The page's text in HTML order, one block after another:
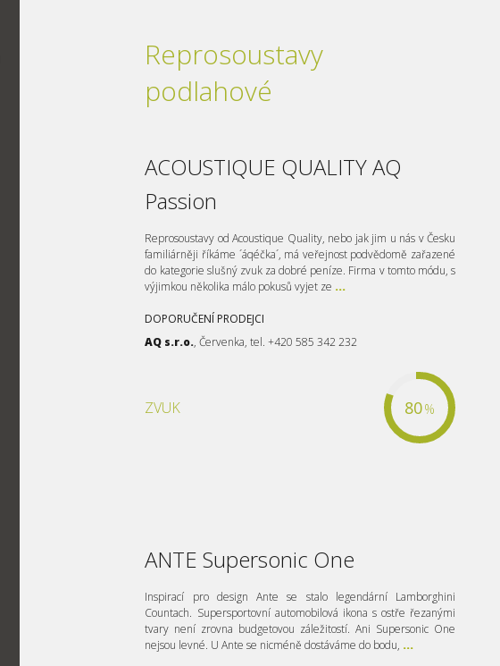
Reprosoustavy
podlahové
ACOUSTIQUE QUALITY AQ
Passion
Reprosoustavy od Acoustique Quality, nebo jak jim u nás v Česku
familiárněji říkáme ´áqéčka´, má veřejnost podvědomě zařazené
do kategorie slušný zvuk za dobré peníze. Firma v tomto módu, s
výjimkou několika málo pokusů vyjet ze ...
DOPORUČENÍ PRODEJCI
AQ s.r.o., Červenka, tel. +420 585 342 232
ZVUK 80%
ANTE Supersonic One
Inspirací pro design Ante se stalo legendární Lamborghini
Countach. Supersportovní automobilová ikona s ostře řezanými
tvary není zrovna budgetovou záležitostí. Ani Supersonic One
nejsou levné. U Ante se nicméně dostáváme do bodu, ...